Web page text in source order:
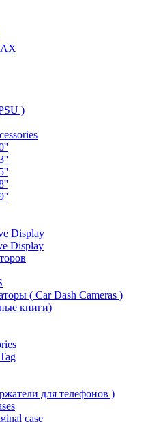
)
Display
Display
( Car Dash Cameras )
книги)
для телефонов )
case